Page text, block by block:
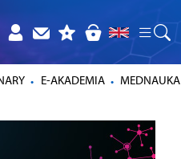
E-AKADEMIA MEDNAUKA